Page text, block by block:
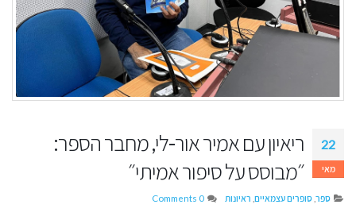
22
מאי
ריאיון עם אמיר אור-לי, מחבר הספר:
״מבוסס על סיפור אמיתי״
ספר, סופרים עצמאיים, ראיונות 0 Comments